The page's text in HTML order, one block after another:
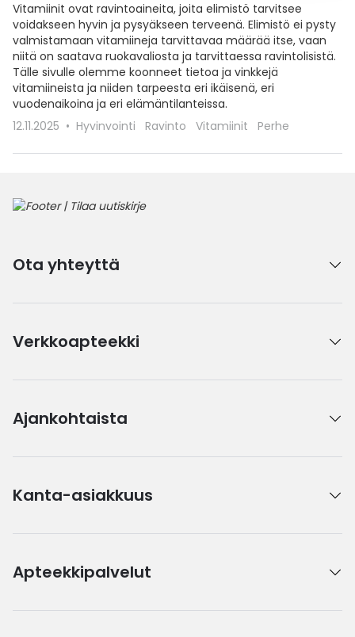
Vitamiinit ovat ravintoaineita, joita elimistö tarvitsee
voidakseen hyvin ja pysyäkseen terveenä. Elimistö ei pysty
valmistamaan vitamiineja tarvittavaa määrää itse, vaan
niitä on saatava ruokavaliosta ja tarvittaessa ravintolisistä.
Tälle sivulle olemme koonneet tietoa ja vinkkejä
vitamiineista ja niiden tarpeesta eri ikäisenä, eri
vuodenaikoina ja eri elämäntilanteissa.
12.11.2025
Hyvinvointi Ravinto Vitamiinit Perhe
Ota yhteyttä
Verkkoapteekki
Ajankohtaista
Kanta-asiakkuus
Apteekkipalvelut